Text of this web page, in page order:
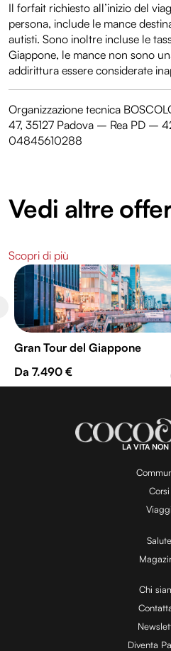
Il forfait richiesto all’inizio del
persona, include le mance
autisti. Sono inoltre incluse le
Giappone, le mance non sono
addirittura essere considerate
Organizzazione tecnica
47, 35127 Padova – Rea PD –
04845610288
Vedi altre
Scopri di più
Gran Tour del Giappone
Da 7.490 €
LA VITA NON
Corsi
Viaggi
Salute
Chi
Diventa